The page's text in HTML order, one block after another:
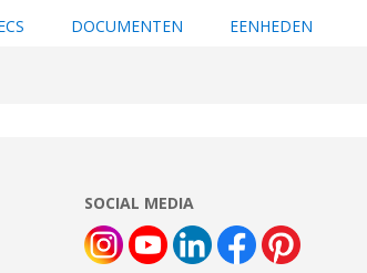
DOCUMENTEN EENHEDEN
SOCIAL MEDIA